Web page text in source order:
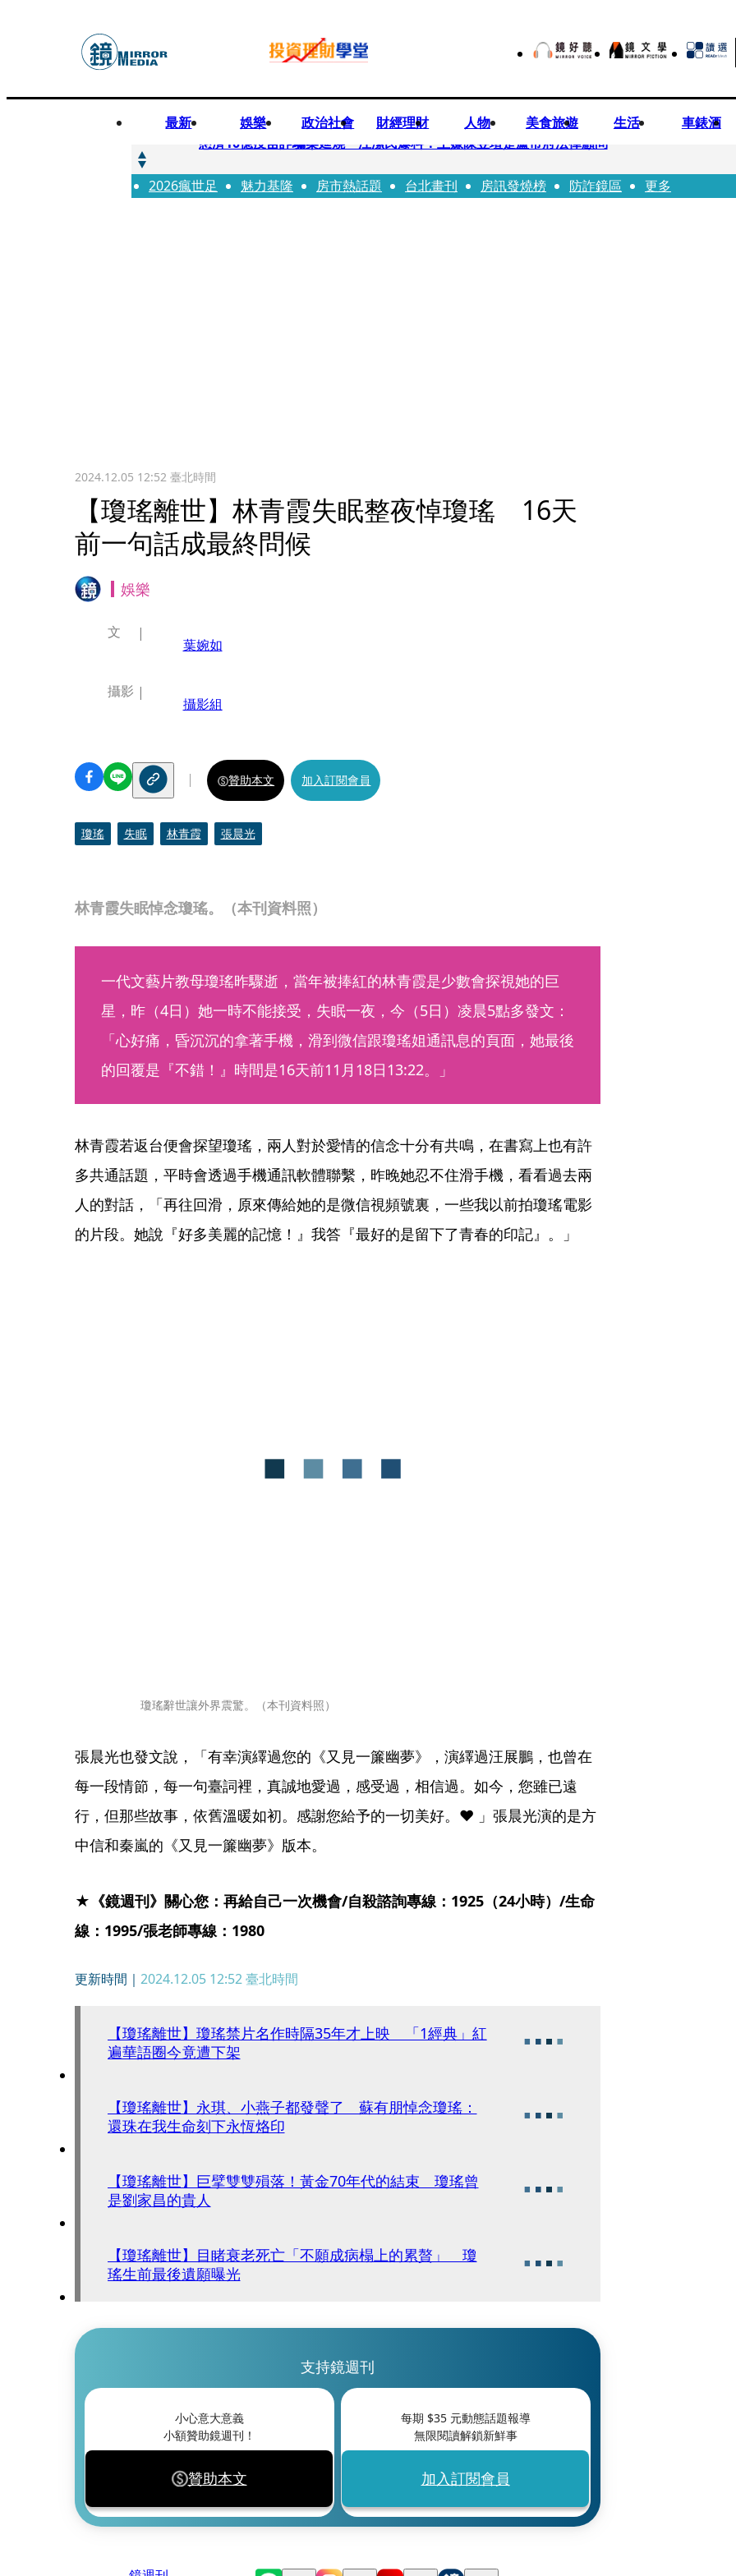
最新 娛樂 政治社會 財經理財 人物 美食旅遊 生活 車錶酒
快訊
慈濟10億疫苗詐騙案延燒 汪潔民爆料：主嫌陳昱瑄是盧市府法律顧問
快訊
桃園平鎮凶殺命案！85歲婦倒臥血泊慘死 丈夫遭帶回偵訊
2026瘋世足 魅力基隆 房市熱話題 台北畫刊 房訊發燒榜 防詐鏡區 更多
2024.12.05 12:52臺北時間
【瓊瑤離世】林青霞失眠整夜悼瓊瑤 16天
前一句話成最終問候
娛樂
林青霞失眠悼念瓊瑤。（本刊資料照）
文
葉婉如
攝影
攝影組
贊助本文 加入訂閱會員
瓊瑤 失眠 林青霞 張晨光
一代文藝片教母瓊瑤昨驟逝，當年被捧紅的林青霞是少數會探視她的巨
星，昨（4日）她一時不能接受，失眠一夜，今（5日）凌晨5點多發文：
「心好痛，昏沉沉的拿著手機，滑到微信跟瓊瑤姐通訊息的頁面，她最後
的回覆是『不錯！』時間是16天前11月18日13:22。」
林青霞若返台便會探望瓊瑤，兩人對於愛情的信念十分有共鳴，在書寫上也有許
多共通話題，平時會透過手機通訊軟體聯繫，昨晚她忍不住滑手機，看看過去兩
人的對話，「再往回滑，原來傳給她的是微信視頻號裏，一些我以前拍瓊瑤電影
的片段。她說『好多美麗的記憶！』我答『最好的是留下了青春的印記』。」
瓊瑤辭世讓外界震驚。（本刊資料照）
張晨光也發文說，「有幸演繹過您的《又見一簾幽夢》，演繹過汪展鵬，也曾在
每一段情節，每一句臺詞裡，真誠地愛過，感受過，相信過。如今，您雖已遠
行，但那些故事，依舊溫暖如初。感謝您給予的一切美好。❤️ 」張晨光演的是方
中信和秦嵐的《又見一簾幽夢》版本。
★《鏡週刊》關心您：再給自己一次機會/自殺諮詢專線：1925（24小時）/生命
線：1995/張老師專線：1980
更新時間｜ 2024.12.05 12:52臺北時間
【瓊瑤離世】瓊瑤禁片名作時隔35年才上映 「1經典」紅
遍華語圈今竟遭下架
【瓊瑤離世】永琪、小燕子都發聲了 蘇有朋悼念瓊瑤：
還珠在我生命刻下永恆烙印
【瓊瑤離世】巨擘雙雙殞落！黃金70年代的結束 瓊瑤曾
是劉家昌的貴人
【瓊瑤離世】目睹衰老死亡「不願成病榻上的累贅」 瓊
瑤生前最後遺願曝光
支持鏡週刊
小心意大意義
小額贊助鏡週刊！
贊助本文
每期 $35元動態話題報導
無限閱讀解鎖新鮮事
加入訂閱會員